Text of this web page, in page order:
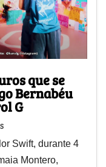
que se
Bernabéu
G
Swift, durante 4
Montero,